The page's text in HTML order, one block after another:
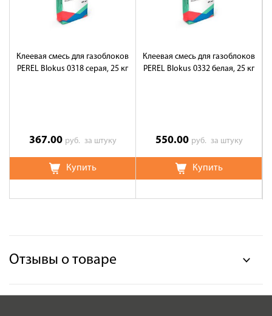
Клеевая смесь для газоблоков
PEREL Blokus 0318 серая, 25 кг
367.00 руб. за штуку
Купить
Клеевая смесь для газоблоков
PEREL Blokus 0332 белая, 25 кг
550.00 руб. за штуку
Купить
Отзывы о товаре